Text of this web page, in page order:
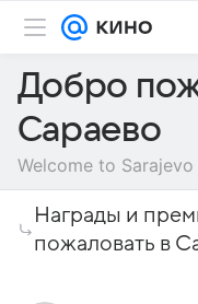
Добро
Сараево
Welcome to Sarajevo
Награды и
пожаловать в